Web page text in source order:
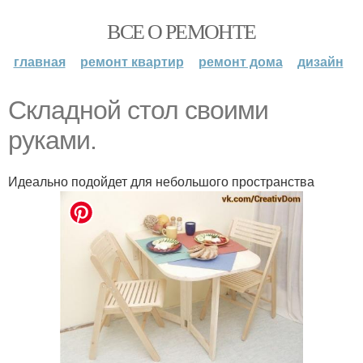
ВСЕ О РЕМОНТЕ
главная ремонт квартир ремонт дома дизайн
Складной стол своими
руками.
Идеально подойдет для небольшого пространства